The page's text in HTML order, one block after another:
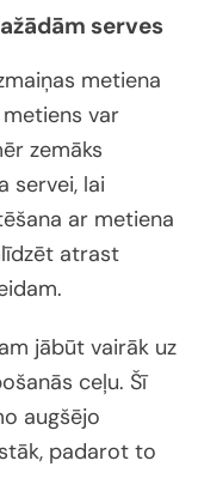
serves
metiena
var
zemāks
servei, lai
ar metiena
atrast
jābūt vairāk uz
ceļu. Šī
augšējo
padarot to